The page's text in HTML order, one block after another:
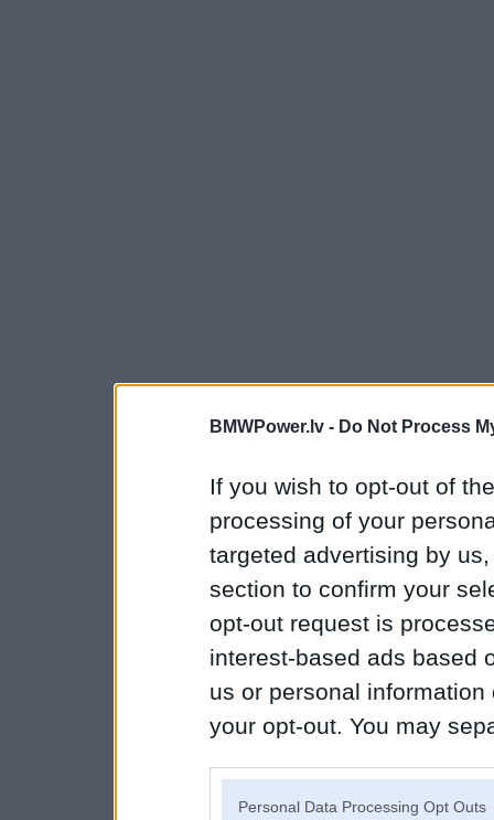
BMWPower.lv - Do Not Process
If you wish to opt-out of
processing of your
targeted advertising by
section to confirm your
opt-out request is
interest-based ads based
us or personal
your opt-out. You may
Personal Data Processing Opt Outs